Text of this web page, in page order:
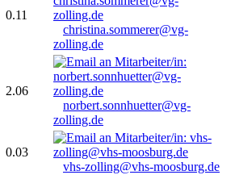
0.11
christina.sommerer@vg-
zolling.de
2.06
norbert.sonnhuetter@vg-
zolling.de
0.03
vhs-zolling@vhs-moosburg.de